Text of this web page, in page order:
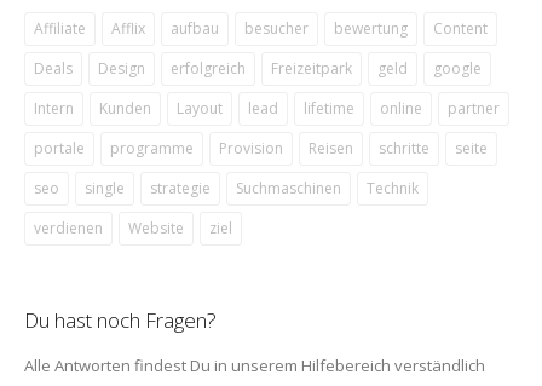
Affiliate Afflix aufbau besucher bewertung
Content
Deals
Design erfolgreich Freizeitpark geld
google
Intern
Kunden Layout lead lifetime online
partner
portale
programme Provision Reisen schritte
seite
seo
single strategie Suchmaschinen
Technik
verdienen
Website ziel
Du hast noch Fragen?
Alle Antworten findest Du in unserem Hilfebereich verständlich